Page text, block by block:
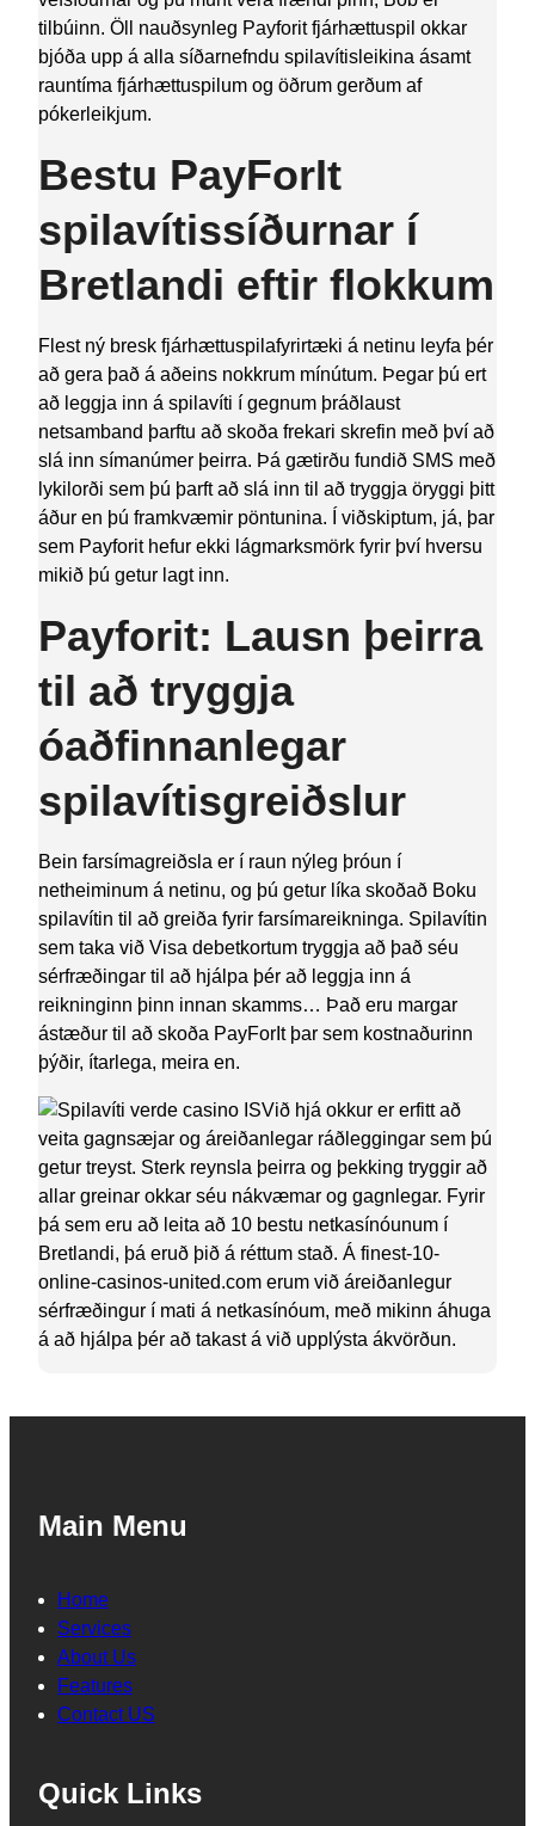
tilbúinn. Öll nauðsynleg Payforit fjárhættuspil okkar
bjóða upp á alla síðarnefndu spilavítisleikina ásamt
rauntíma fjárhættuspilum og öðrum gerðum af
pókerleikjum.
Bestu PayForIt
spilavítissíðurnar í
Bretlandi eftir flokkum
Flest ný bresk fjárhættuspilafyrirtæki á netinu leyfa þér
að gera það á aðeins nokkrum mínútum. Þegar þú ert
að leggja inn á spilavíti í gegnum þráðlaust
netsamband þarftu að skoða frekari skrefin með því að
slá inn símanúmer þeirra. Þá gætirðu fundið SMS með
lykilorði sem þú þarft að slá inn til að tryggja öryggi þitt
áður en þú framkvæmir pöntunina. Í viðskiptum, já, þar
sem Payforit hefur ekki lágmarksmörk fyrir því hversu
mikið þú getur lagt inn.
Payforit: Lausn þeirra
til að tryggja
óaðfinnanlegar
spilavítisgreiðslur
Bein farsímagreiðsla er í raun nýleg þróun í
netheiminum á netinu, og þú getur líka skoðað Boku
spilavítin til að greiða fyrir farsímareikninga. Spilavítin
sem taka við Visa debetkortum tryggja að það séu
sérfræðingar til að hjálpa þér að leggja inn á
reikninginn þinn innan skamms… Það eru margar
ástæður til að skoða PayForIt þar sem kostnaðurinn
þýðir, ítarlega, meira en.
Við hjá okkur er erfitt að
veita gagnsæjar og áreiðanlegar ráðleggingar sem þú
getur treyst. Sterk reynsla þeirra og þekking tryggir að
allar greinar okkar séu nákvæmar og gagnlegar. Fyrir
þá sem eru að leita að 10 bestu netkasínóunum í
Bretlandi, þá eruð þið á réttum stað. Á finest-10-
online-casinos-united.com erum við áreiðanlegur
sérfræðingur í mati á netkasínóum, með mikinn áhuga
á að hjálpa þér að takast á við upplýsta ákvörðun.
Main Menu
Home
Services
About Us
Features
Contact US
Quick Links